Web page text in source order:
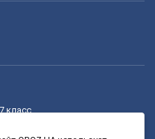
7 класс